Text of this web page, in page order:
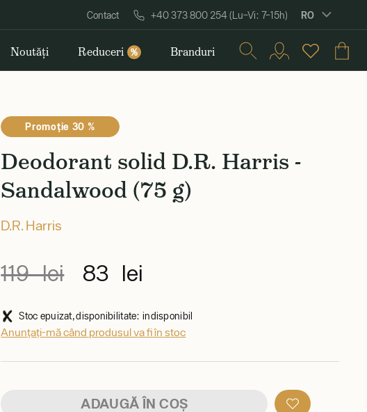
Contact +40 373 800 254 (Lu–Vi: 7–15h) RO
Noutăți Reduceri % Branduri
Promoţie 30 %
Deodorant solid D.R. Harris -
Sandalwood (75 g)
D.R. Harris
119 lei 83 lei
Stoc epuizat, disponibilitate: indisponibil
Anunțați-mă când produsul va fi în stoc
ADAUGĂ ÎN COȘ